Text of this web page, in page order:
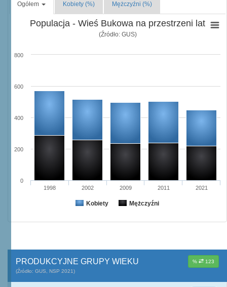
Ogółem Kobiety (%) Mężczyźni (%)
Populacja - Wieś Bukowa na przestrzeni lat
(Źródło: GUS)
Kobiety Mężczyźni
1998 2002 2009 2011 2021
0
200
400
600
800
% 123
PRODUKCYJNE GRUPY WIEKU
(Źródło: GUS, NSP 2021)